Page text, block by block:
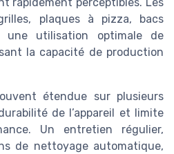
plaques à pizza, bacs
une utilisation optimale de
la capacité de production
étendue sur plusieurs
de l’appareil et limite
Un entretien régulier,
de nettoyage automatique,